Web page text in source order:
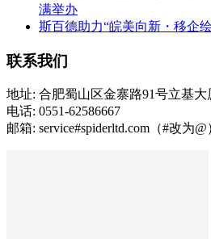
满举办
斯百德助力“皖美向新・移企
联系我们
地址: 合肥蜀山区金寨路91号立基大
电话: 0551-62586667
邮箱: service#spiderltd.com（#改为@